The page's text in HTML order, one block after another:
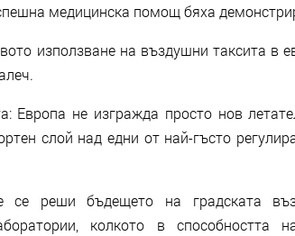
медицинска помощ бяха
използване на въздушни таксита в
Европа не изгражда просто нов
слой над едни от най-гъсто
реши бъдещето на градската
колкото в способността